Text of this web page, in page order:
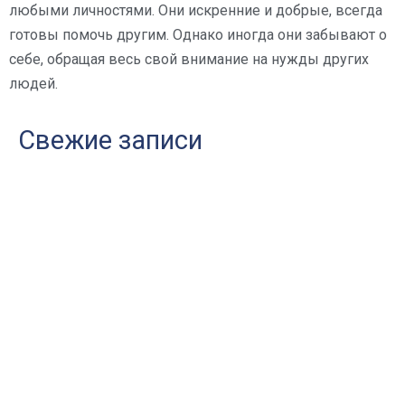
любыми личностями. Они искренние и добрые, всегда
готовы помочь другим. Однако иногда они забывают о
себе, обращая весь свой внимание на нужды других
людей.
Свежие записи